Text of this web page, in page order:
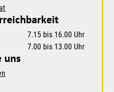
7.15 bis 16.00 Uhr
7.00 bis 13.00 Uhr
uns